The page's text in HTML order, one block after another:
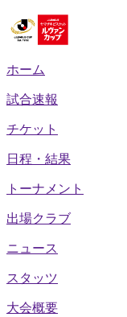
ホーム
試合速報
チケット
日程・結果
トーナメント
出場クラブ
ニュース
スタッツ
大会概要